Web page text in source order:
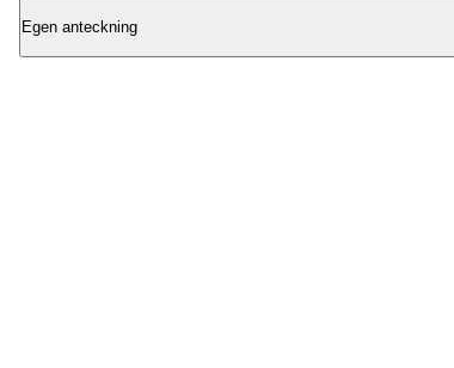
Egen anteckning